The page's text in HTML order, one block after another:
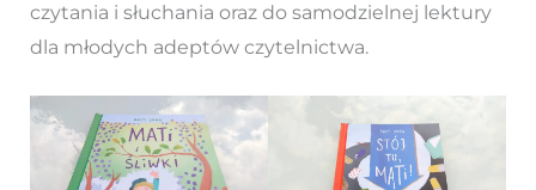
czytania i słuchania oraz do samodzielnej lektury
dla młodych adeptów czytelnictwa.